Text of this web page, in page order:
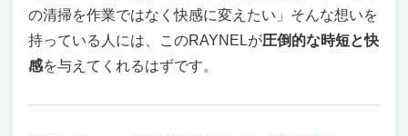
の清掃を作業ではなく快感に変えたい」そんな想いを
持っている人には、このRAYNELが圧倒的な時短と快
感を与えてくれるはずです。